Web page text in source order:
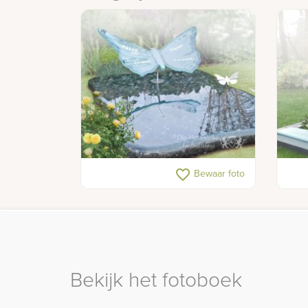
Glazen kindermonument met
favorite_border Bewaar foto
Bekijk het fotoboek